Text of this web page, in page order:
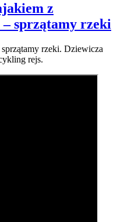
z
sprzątamy rzeki
rzeki. Dziewicza
rejs.